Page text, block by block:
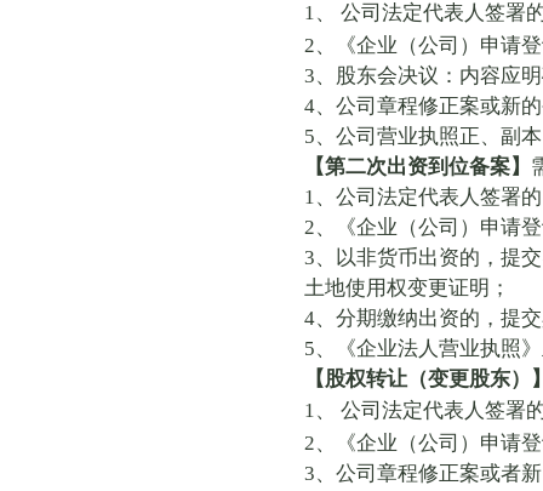
1、
公司法定代表人签署
2、《企业（公司）申请
3、股东会决议：内容应
4、公司章程修正案或新
5、公司营业执照正、副
【第二次出资到位备案】
1、公司法定代表人签署
2、《企业（公司）申请
3、以非货币出资的，提
土地使用权变更证明；
4、分期缴纳出资的，提
5、《企业法人营业执照
【股权转让（变更股东）
1、
公司法定代表人签署
2、《企业（公司）申请
3、公司章程修正案或者